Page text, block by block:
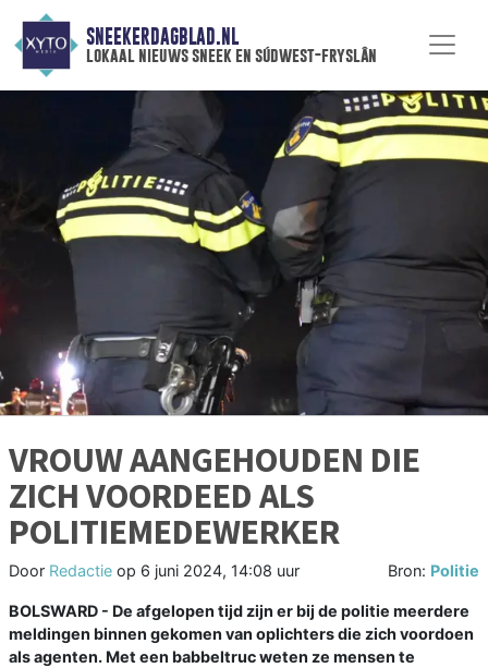
SNEEKERDAGBLAD.NL
lokaal nieuws sneek en súdwest-fryslân
VROUW AANGEHOUDEN DIE
ZICH VOORDEED ALS
POLITIEMEDEWERKER
Door Redactie op 6 juni 2024, 14:08 uur Bron: Politie
BOLSWARD - De afgelopen tijd zijn er bij de politie meerdere
meldingen binnen gekomen van oplichters die zich voordoen
als agenten. Met een babbeltruc weten ze mensen te